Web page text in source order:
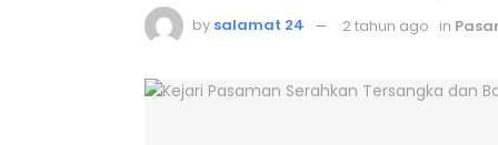
by salamat 24 2 tahun ago in